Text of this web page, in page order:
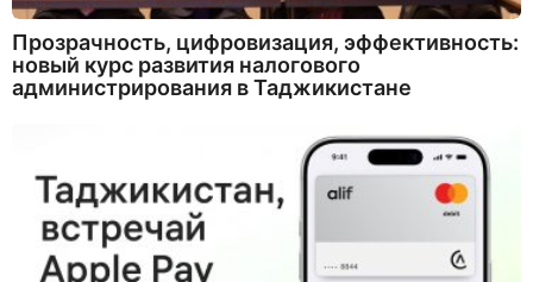
Прозрачность, цифровизация, эффективность:
новый курс развития налогового
администрирования в Таджикистане